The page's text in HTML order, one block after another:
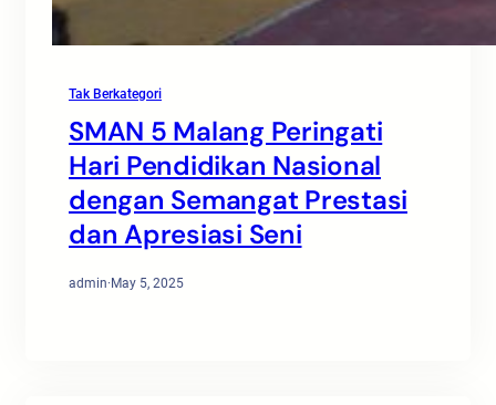
Tak Berkategori
SMAN 5 Malang Peringati
Hari Pendidikan Nasional
dengan Semangat Prestasi
dan Apresiasi Seni
admin·May 5, 2025